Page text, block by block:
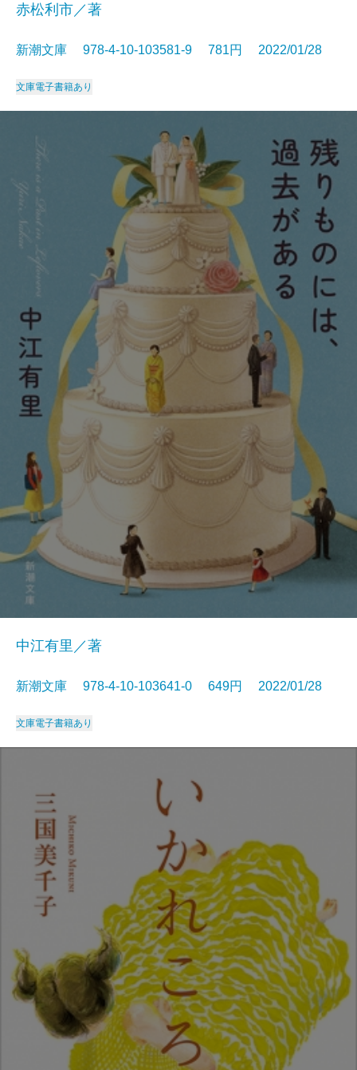
赤松利市／著
新潮文庫 978-4-10-103581-9 781円 2022/01/28
文庫電子書籍あり
中江有里／著
新潮文庫 978-4-10-103641-0 649円 2022/01/28
文庫電子書籍あり